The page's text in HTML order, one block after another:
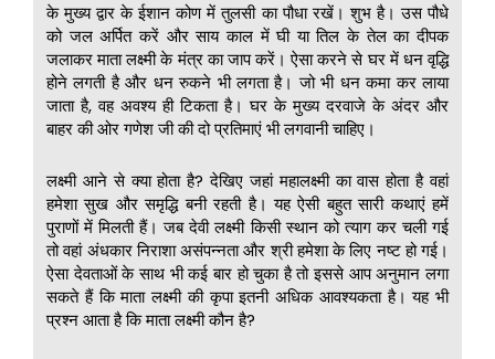
के मुख्य द्वार के ईशान कोण में तुलसी का पौधा रखें। शुभ है। उस पौधे
को जल अर्पित करें और साय काल में घी या तिल के तेल का दीपक
जलाकर माता लक्ष्मी के मंत्र का जाप करें। ऐसा करने से घर में धन वृद्धि
होने लगती है और धन रुकने भी लगता है। जो भी धन कमा कर लाया
जाता है, वह अवश्य ही टिकता है। घर के मुख्य दरवाजे के अंदर और
बाहर की ओर गणेश जी की दो प्रतिमाएं भी लगवानी चाहिए।
लक्ष्मी आने से क्या होता है? देखिए जहां महालक्ष्मी का वास होता है वहां
हमेशा सुख और समृद्धि बनी रहती है। यह ऐसी बहुत सारी कथाएं हमें
पुराणों में मिलती हैं। जब देवी लक्ष्मी किसी स्थान को त्याग कर चली गई
तो वहां अंधकार निराशा असंपन्नता और श्री हमेशा के लिए नष्ट हो गई।
ऐसा देवताओं के साथ भी कई बार हो चुका है तो इससे आप अनुमान लगा
सकते हैं कि माता लक्ष्मी की कृपा इतनी अधिक आवश्यकता है। यह भी
प्रश्न आता है कि माता लक्ष्मी कौन है?